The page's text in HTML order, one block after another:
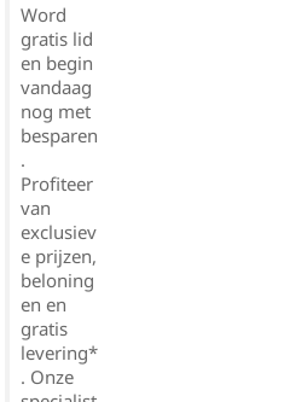
Word
gratis lid
en begin
vandaag
nog met
besparen
.
Profiteer
van
exclusiev
e prijzen,
beloning
en en
gratis
levering*
. Onze